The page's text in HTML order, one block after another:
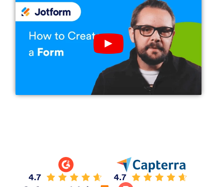
Play YouTube Video
4.7 4.7